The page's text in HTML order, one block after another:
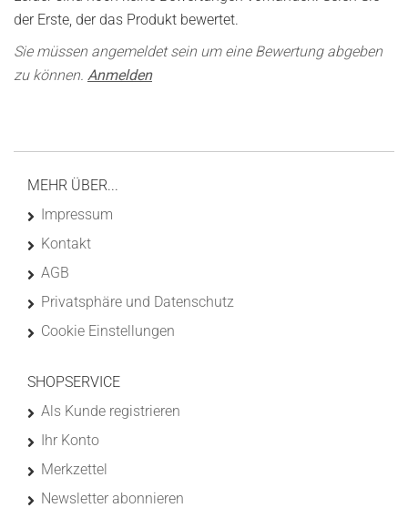
der Erste, der das Produkt bewertet.
Sie müssen angemeldet sein um eine Bewertung abgeben
zu können. Anmelden
MEHR ÜBER...
Impressum
Kontakt
AGB
Privatsphäre und Datenschutz
Cookie Einstellungen
SHOPSERVICE
Als Kunde registrieren
Ihr Konto
Merkzettel
Newsletter abonnieren